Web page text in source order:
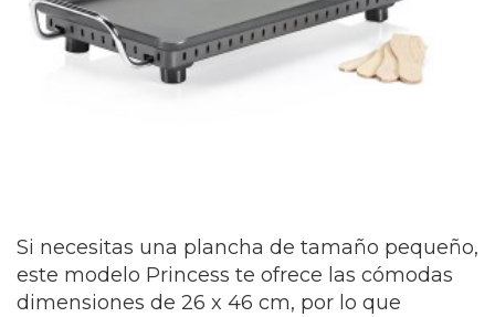
Si necesitas una plancha de tamaño pequeño,
este modelo Princess te ofrece las cómodas
dimensiones de 26 x 46 cm, por lo que